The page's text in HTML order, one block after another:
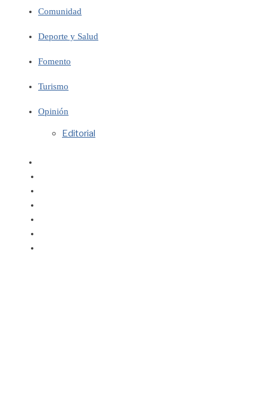
Comunidad
Deporte y Salud
Fomento
Turismo
Opinión
Editorial